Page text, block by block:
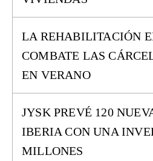
LA REHABILITACIÓN
COMBATE LAS
EN VERANO
JYSK PREVÉ 120
IBERIA CON UNA
MILLONES